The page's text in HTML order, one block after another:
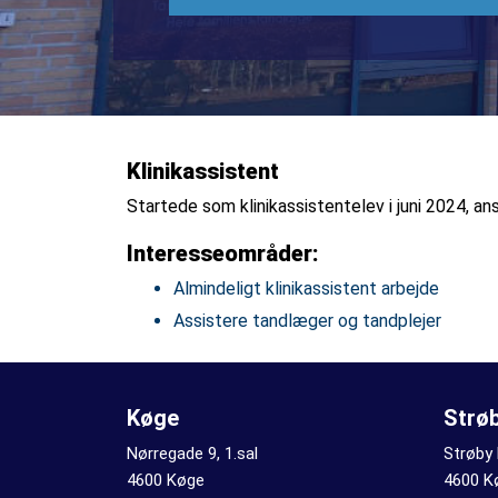
Klinikassistent
Startede som klinikassistentelev i juni 2024,
Interesseområder:
Almindeligt klinikassistent arbejde
Assistere tandlæger og tandplejer
Køge
Nørregade 9, 1.sal
4600 Køge
Strøby
4600